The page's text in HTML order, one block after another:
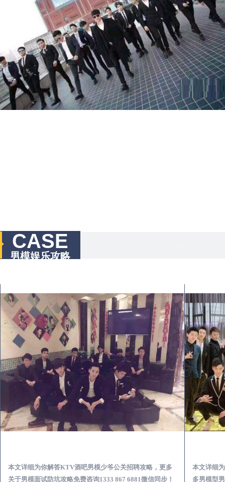
CASE
男模娱乐攻略
本文详细为你解答KTV酒吧男模少爷公关招聘攻略，更多
关于男模面试防坑攻略免费咨询1333 867 6881微信同步！
本文详细
多男模型